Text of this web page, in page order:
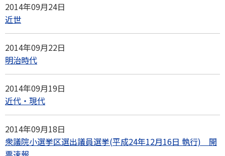
2014年09月24日
近世
2014年09月22日
明治時代
2014年09月19日
近代・現代
2014年09月18日
衆議院小選挙区選出議員選挙(平成24年12月16日 執行) 開